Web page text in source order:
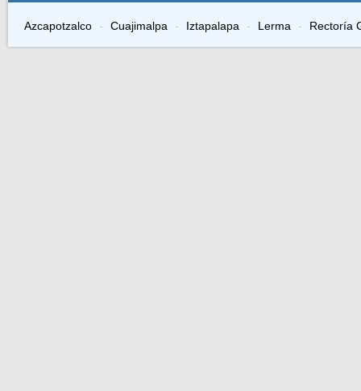
Azcapotzalco Cuajimalpa Iztapalapa Lerma Rectoría